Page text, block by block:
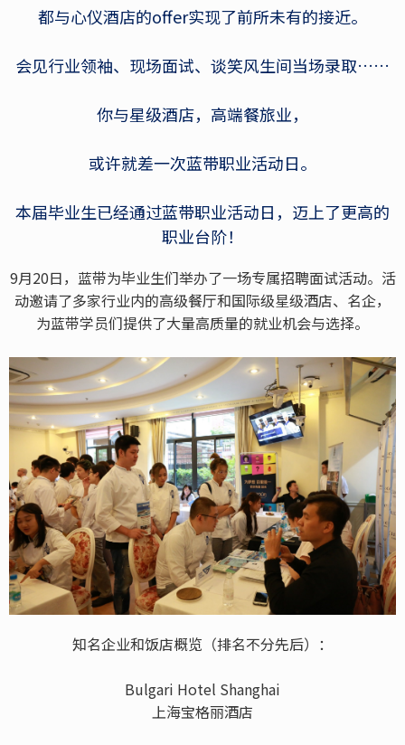
都与心仪酒店的offer实现了前所未有的接近。
会见行业领袖、现场面试、谈笑风生间当场录取……
你与星级酒店，高端餐旅业，
或许就差一次蓝带职业活动日。
本届毕业生已经通过蓝带职业活动日，迈上了更高的
职业台阶！
9月20日，蓝带为毕业生们举办了一场专属招聘面试活动。活
动邀请了多家行业内的高级餐厅和国际级星级酒店、名企，
为蓝带学员们提供了大量高质量的就业机会与选择。
知名企业和饭店概览（排名不分先后）：
Bulgari Hotel Shanghai
上海宝格丽酒店